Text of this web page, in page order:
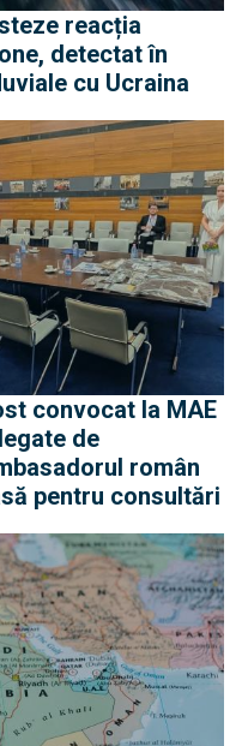
reacția
detectat în
cu Ucraina
convocat la MAE
de
român
pentru consultări